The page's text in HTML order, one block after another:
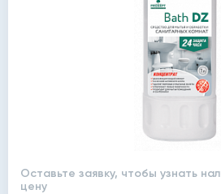
Оставьте заявку, чтобы узнать
цену